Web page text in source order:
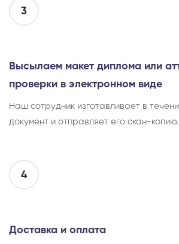
3
Высылаем макет диплома или
проверки в электронном виде
Наш сотрудник изготавливает в
документ и отправляет его скан-копию.
4
Доставка и оплата